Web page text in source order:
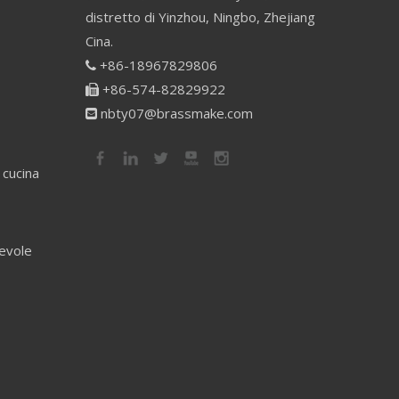
distretto di Yinzhou, Ningbo, Zhejiang
Cina.
 +86-18967829806
 +86-574-82829922
 nbty07@brassmake.com